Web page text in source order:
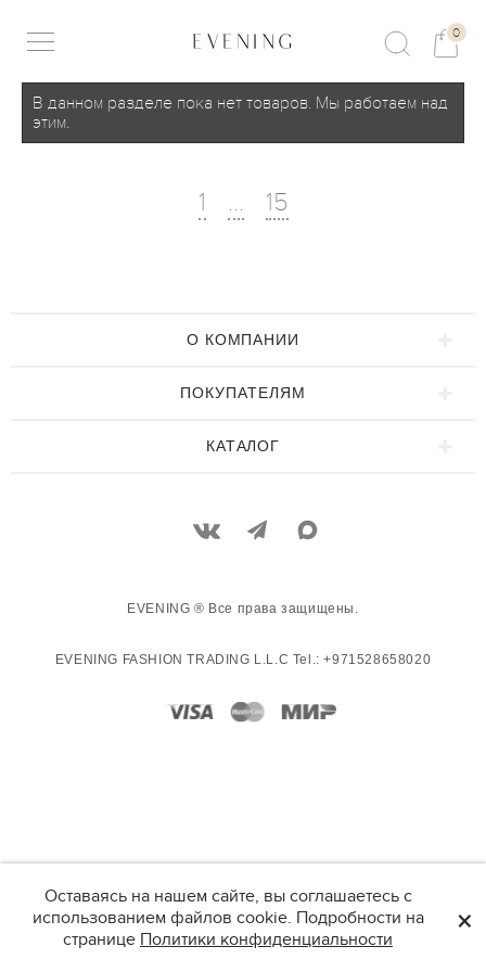
0
В данном разделе пока нет товаров. Мы работаем над
этим.
1 … 15
О КОМПАНИИ
ПОКУПАТЕЛЯМ
КАТАЛОГ
EVENING ® Все права защищены.
EVENING FASHION TRADING L.L.C Tel.: +971528658020
Оставаясь на нашем сайте, вы соглашаетесь с
использованием файлов cookie. Подробности на
странице Политики конфиденциальности ×